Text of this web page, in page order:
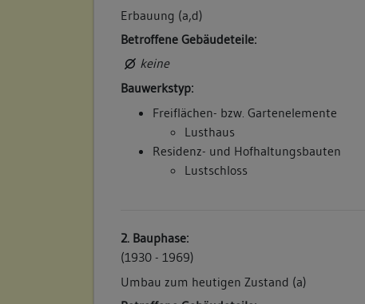
Erbauung (a,d)
Betroffene Gebäudeteile:
keine
Bauwerkstyp:
Freiflächen- bzw. Gartenelemente
Lusthaus
Residenz- und Hofhaltungsbauten
Lustschloss
2. Bauphase:
(1930 - 1969)
Umbau zum heutigen Zustand (a)